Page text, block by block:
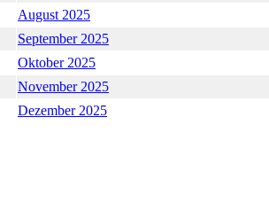
August 2025
September 2025
Oktober 2025
November 2025
Dezember 2025